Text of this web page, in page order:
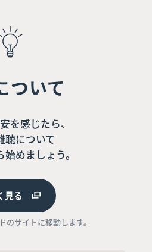
ついて
を感じたら、
聴について
めましょう。
見る
サイトに移動します。